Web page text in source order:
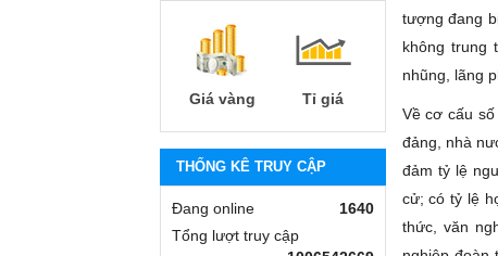
tượng đang
không trung
nhũng, lãng
Về cơ cấu
đảng, nhà
đảm tỷ lệ
cử; có tỷ lệ
thức, văn
Giá vàng Tỉ giá
THỐNG KÊ TRUY CẬP
Đang online
1640
Tổng lượt truy cập